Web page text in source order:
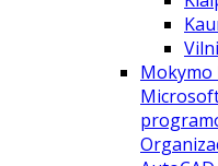
Mokymo